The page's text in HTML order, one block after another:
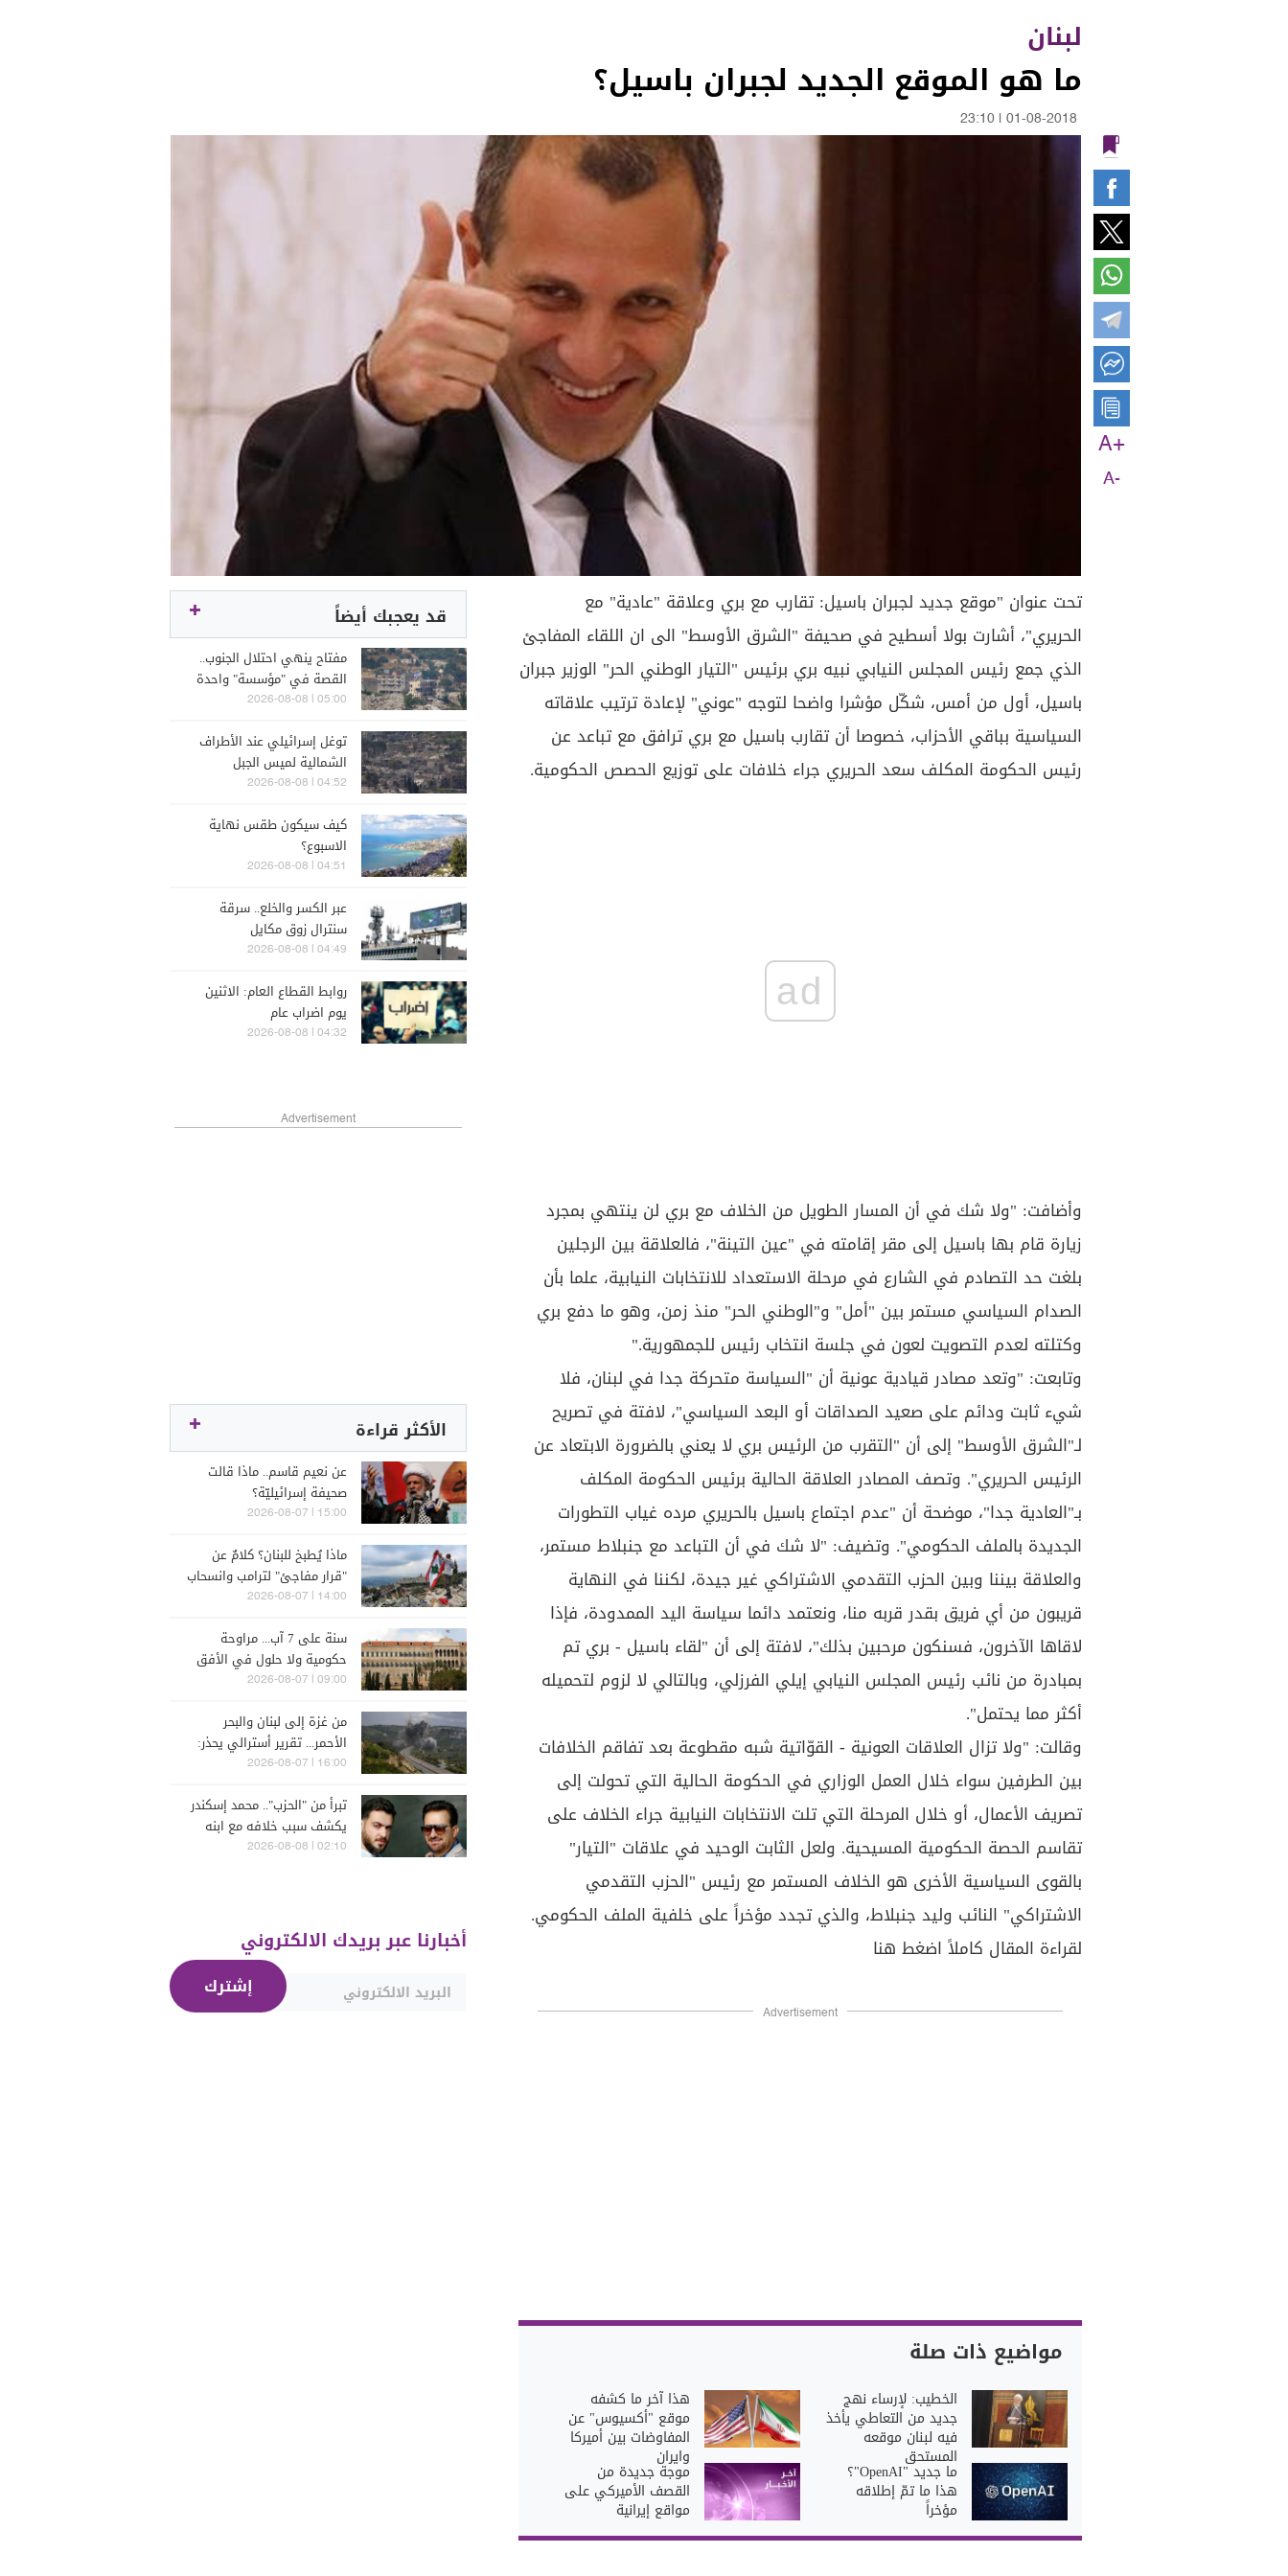
لبنان
ما هو الموقع الجديد لجبران باسيل؟
01-08-2018
23:10
A+
A-
تحت عنوان "موقع جديد لجبران باسيل: تقارب مع بري وعلاقة "عادية" مع
الحريري"، أشارت بولا أسطيح في صحيفة "الشرق الأوسط" الى ان اللقاء المفاجئ
الذي جمع رئيس المجلس النيابي نبيه بري برئيس "التيار الوطني الحر" الوزير جبران
باسيل، أول من أمس، شكّل مؤشرا واضحا لتوجه "عوني" لإعادة ترتيب علاقاته
السياسية بباقي الأحزاب، خصوصا أن تقارب باسيل مع بري ترافق مع تباعد عن
رئيس الحكومة المكلف سعد الحريري جراء خلافات على توزيع الحصص الحكومية.
ad
وأضافت: "ولا شك في أن المسار الطويل من الخلاف مع بري لن ينتهي بمجرد
زيارة قام بها باسيل إلى مقر إقامته في "عين التينة"، فالعلاقة بين الرجلين
بلغت حد التصادم في الشارع في مرحلة الاستعداد للانتخابات النيابية، علما بأن
الصدام السياسي مستمر بين "أمل" و"الوطني الحر" منذ زمن، وهو ما دفع بري
وكتلته لعدم التصويت لعون في جلسة انتخاب رئيس للجمهورية."
وتابعت: "وتعد مصادر قيادية عونية أن "السياسة متحركة جدا في لبنان، فلا
شيء ثابت ودائم على صعيد الصداقات أو البعد السياسي"، لافتة في تصريح
لـ"الشرق الأوسط" إلى أن "التقرب من الرئيس بري لا يعني بالضرورة الابتعاد عن
الرئيس الحريري". وتصف المصادر العلاقة الحالية برئيس الحكومة المكلف
بـ"العادية جدا"، موضحة أن "عدم اجتماع باسيل بالحريري مرده غياب التطورات
الجديدة بالملف الحكومي". وتضيف: "لا شك في أن التباعد مع جنبلاط مستمر،
والعلاقة بيننا وبين الحزب التقدمي الاشتراكي غير جيدة، لكننا في النهاية
قريبون من أي فريق بقدر قربه منا، ونعتمد دائما سياسة اليد الممدودة، فإذا
لاقاها الآخرون، فسنكون مرحبين بذلك"، لافتة إلى أن "لقاء باسيل - بري تم
بمبادرة من نائب رئيس المجلس النيابي إيلي الفرزلي، وبالتالي لا لزوم لتحميله
أكثر مما يحتمل".
وقالت: "ولا تزال العلاقات العونية - القوّاتية شبه مقطوعة بعد تفاقم الخلافات
بين الطرفين سواء خلال العمل الوزاري في الحكومة الحالية التي تحولت إلى
تصريف الأعمال، أو خلال المرحلة التي تلت الانتخابات النيابية جراء الخلاف على
تقاسم الحصة الحكومية المسيحية. ولعل الثابت الوحيد في علاقات "التيار"
بالقوى السياسية الأخرى هو الخلاف المستمر مع رئيس "الحزب التقدمي
الاشتراكي" النائب وليد جنبلاط، والذي تجدد مؤخراً على خلفية الملف الحكومي.
لقراءة المقال كاملاً اضغط هنا
Advertisement
مواضيع ذات صلة
الخطيب: لإرساء نهج
جديد من التعاطي يأخذ
فيه لبنان موقعه
المستحق
هذا آخر ما كشفه
موقع "أكسيوس" عن
المفاوضات بين أميركا
وايران
ما جديد "OpenAI"؟
هذا ما تمّ إطلاقه
مؤخراً
موجة جديدة من
القصف الأميركي على
مواقع إيرانية
قد يعجبك أيضاً
مفتاح ينهي احتلال الجنوب..
القصة في "مؤسسة" واحدة
05:00 | 2026-08-08
توغل إسرائيلي عند الأطراف
الشمالية لميس الجبل
04:52 | 2026-08-08
كيف سيكون طقس نهاية
الاسبوع؟
04:51 | 2026-08-08
عبر الكسر والخلع.. سرقة
سنترال زوق مكايل
04:49 | 2026-08-08
روابط القطاع العام: الاثنين
يوم اضراب عام
04:32 | 2026-08-08
Advertisement
الأكثر قراءة
عن نعيم قاسم.. ماذا قالت
صحيفة إسرائيليّة؟
15:00 | 2026-08-07
ماذا يُطبخ للبنان؟ كلامٌ عن
"قرار مفاجئ" لترامب وانسحاب
إسرائيل
14:00 | 2026-08-07
سنة على 7 آب... مراوحة
حكومية ولا حلول في الأفق
المنظور
09:00 | 2026-08-07
من غزة إلى لبنان والبحر
الأحمر... تقرير أسترالي يحذر:
الشرق الأوسط يدخل أخطر
16:00 | 2026-08-07
تبرأ من "الحزب".. محمد إسكندر
يكشف سبب خلافه مع ابنه
فارس (فيديو)
02:10 | 2026-08-08
أخبارنا عبر بريدك الالكتروني
إشترك